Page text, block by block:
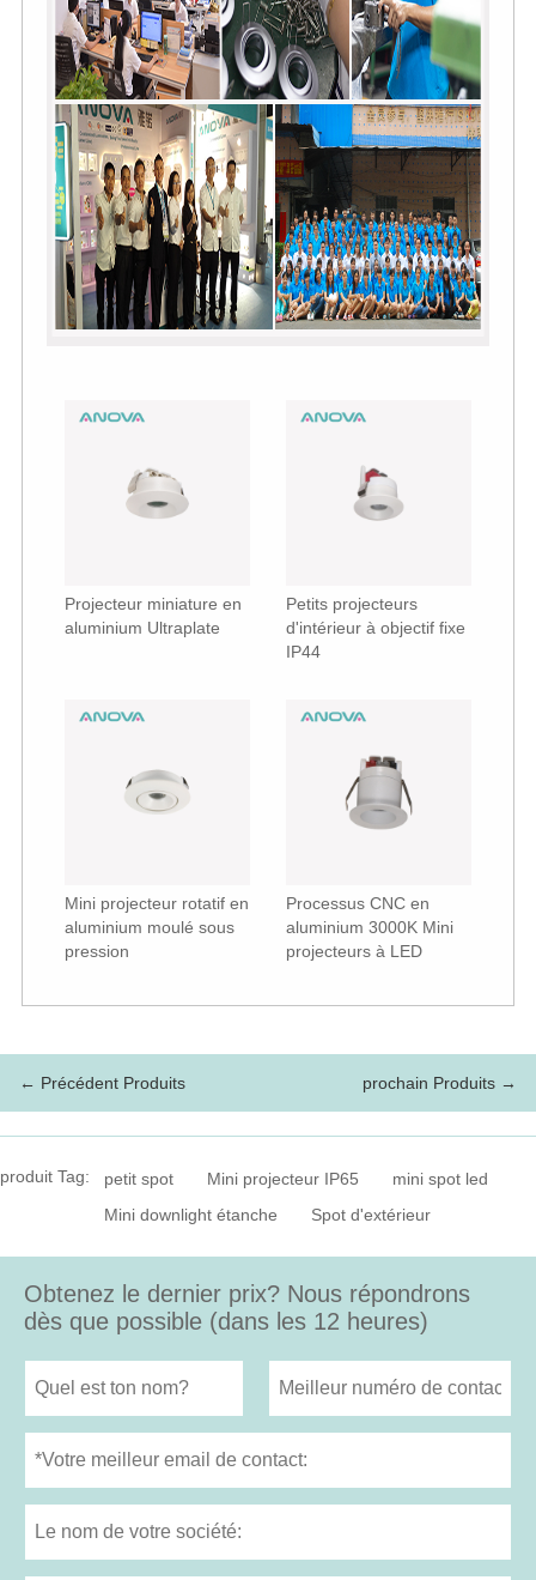
Projecteur miniature en
aluminium Ultraplate
Petits projecteurs
d'intérieur à objectif fixe
IP44
Mini projecteur rotatif en
aluminium moulé sous
pression
Processus CNC en
aluminium 3000K Mini
projecteurs à LED
← Précédent Produits prochain Produits →
produit Tag: petit spot Mini projecteur IP65
mini spot led
Mini downlight étanche
Spot d'extérieur
Obtenez le dernier prix? Nous répondrons
dès que possible (dans les 12 heures)